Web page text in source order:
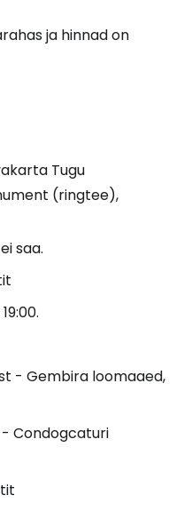
ja hinnad on
Tugu
(ringtee),
saa.
- Gembira loomaaed,
Condogcaturi